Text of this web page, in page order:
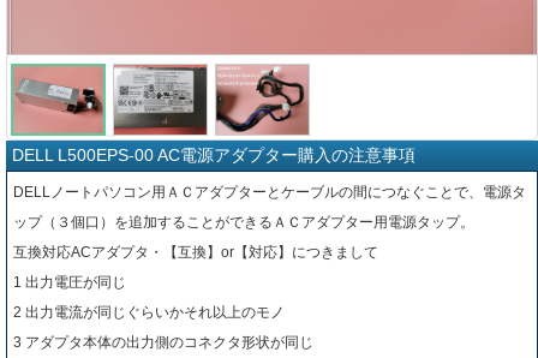
DELL L500EPS-00 AC電源アダプター購入の注意事項
DELLノートパソコン用ＡＣアダプターとケーブルの間につなぐことで、電源タ
ップ（３個口）を追加することができるＡＣアダプター用電源タップ。
互換対応ACアダプタ・【互換】or【対応】につきまして
1 出力電圧が同じ
2 出力電流が同じぐらいかそれ以上のモノ
3 アダプタ本体の出力側のコネクタ形状が同じ